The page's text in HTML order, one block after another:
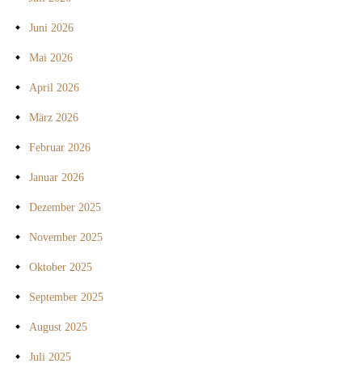
Juni 2026
Mai 2026
April 2026
März 2026
Februar 2026
Januar 2026
Dezember 2025
November 2025
Oktober 2025
September 2025
August 2025
Juli 2025